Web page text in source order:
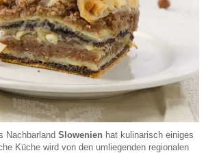
Nachbarland Slowenien hat kulinarisch einiges
Küche wird von den umliegenden regionalen